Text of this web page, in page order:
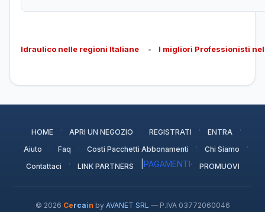
Idraulico nelle regioni Italiane - I migliori Professionisti
HOME · APRI UN NEGOZIO · REGISTRATI · ENTRA ·
Aiuto · Faq · Costi Pacchetti Abbonamenti · Chi Siamo ·
Contattaci · LINK PARTNERS PAGAMENTI· PROMUOVI
© 2026 Cercain by AVANET SRL — P.IVA 03772060046